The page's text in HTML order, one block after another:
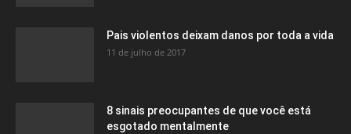
Pais violentos deixam danos por toda a vida
11 de julho de 2017
8 sinais preocupantes de que você está
esgotado mentalmente